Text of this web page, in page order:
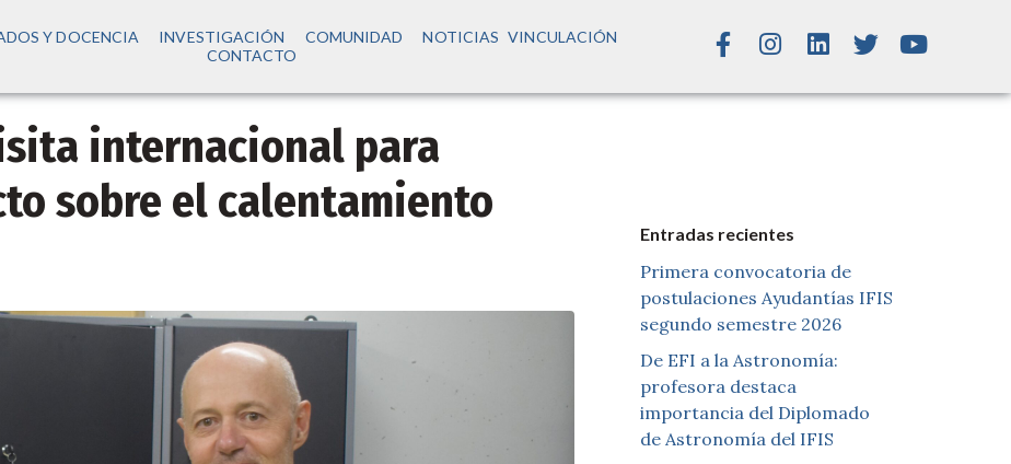
Y DOCENCIA INVESTIGACIÓN COMUNIDAD NOTICIAS VINCULACIÓN
CONTACTO
internacional para
sobre el calentamiento
Entradas recientes
Primera convocatoria de
postulaciones Ayudantías IFIS
segundo semestre 2026
De EFI a la Astronomía:
profesora destaca
importancia del Diplomado
de Astronomía del IFIS